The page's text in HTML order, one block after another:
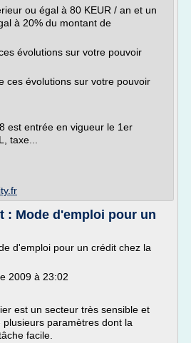
ou égal à 80 KEUR / an et un
à 20% du montant de
évolutions sur votre pouvoir
ces évolutions sur votre pouvoir
est entrée en vigueur le 1er
taxe...
: Mode d'emploi pour un
d'emploi pour un crédit chez la
2009 à 23:02
est un secteur très sensible et
paramètres dont la
facile.